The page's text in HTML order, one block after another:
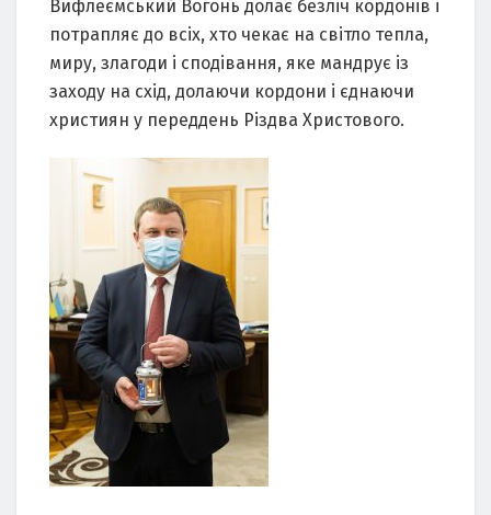
Вифлеємський Вогонь долає безліч кордонів і
потрапляє до всіх, хто чекає на світло тепла,
миру, злагоди і сподівання, яке мандрує із
заходу на схід, долаючи кордони і єднаючи
християн у переддень Різдва Христового.